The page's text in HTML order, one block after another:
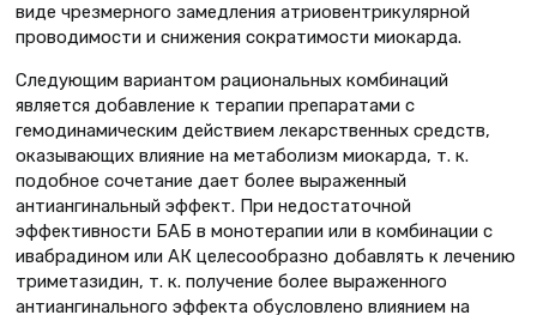
виде чрезмерного замедления атриовентрикулярной
проводимости и снижения сократимости миокарда.
Следующим вариантом рациональных комбинаций
является добавление к терапии препаратами с
гемодинамическим действием лекарственных средств,
оказывающих влияние на метаболизм миокарда, т. к.
подобное сочетание дает более выраженный
антиангинальный эффект. При недостаточной
эффективности БАБ в монотерапии или в комбинации с
ивабрадином или АК целесообразно добавлять к лечению
триметазидин, т. к. получение более выраженного
антиангинального эффекта обусловлено влиянием на